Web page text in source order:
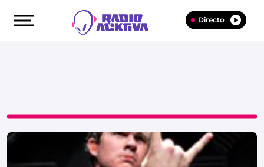
Directo